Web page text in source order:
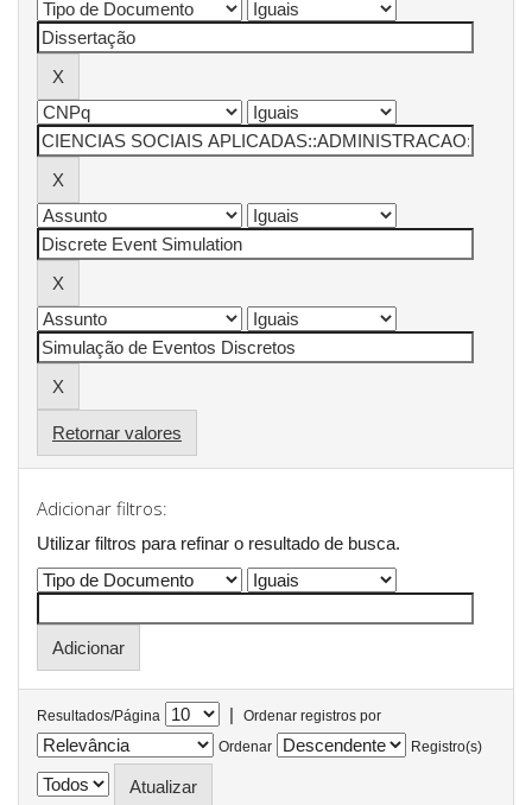
Retornar valores
Adicionar filtros:
Utilizar filtros para refinar o resultado de busca.
Resultados/Página |
Ordenar registros por
Ordenar
Registro(s)